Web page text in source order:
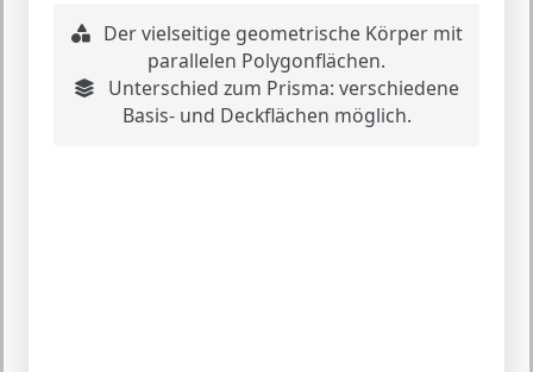
Der vielseitige geometrische Körper mit
parallelen Polygonflächen.
Unterschied zum Prisma: verschiedene
Basis- und Deckflächen möglich.